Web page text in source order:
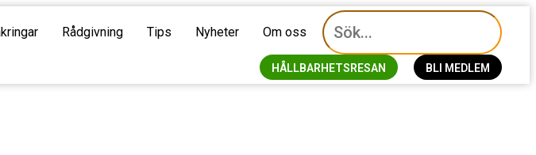
Rådgivning Tips Nyheter Om oss
HÅLLBARHETSRESAN BLI MEDLEM